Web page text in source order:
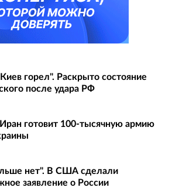
горел". Раскрыто состояние
после удара РФ
готовит 100-тысячную армию
нет". В США сделали
заявление о России